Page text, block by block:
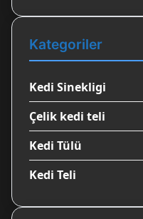
Kategoriler
Kedi Sinekligi
Çelik kedi teli
Kedi Tülü
Kedi Teli